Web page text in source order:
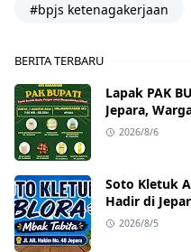
#bpjs ketenagakerjaan
BERITA TERBARU
Lapak PAK
Jepara,
Goreng
2026/8/6
Soto Kletuk
Hadir di
Mulai Rp10
2026/8/5